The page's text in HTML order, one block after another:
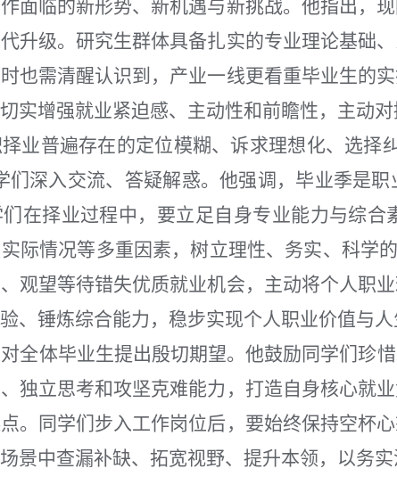
面临的新形势、新机遇与新挑战。他指出，
升级。研究生群体具备扎实的专业理论基础
也需清醒认识到，产业一线更看重毕业生的
实增强就业紧迫感、主动性和前瞻性，主动
业普遍存在的定位模糊、诉求理想化、选
们深入交流、答疑解惑。他强调，毕业季是
在择业过程中，要立足自身专业能力与综
际情况等多重因素，树立理性、务实、科学
观望等待错失优质就业机会，主动将个人职
、锤炼综合能力，稳步实现个人职业价值与人
全体毕业生提出殷切期望。他鼓励同学们珍
独立思考和攻坚克难能力，打造自身核心就
。同学们步入工作岗位后，要始终保持空杯
景中查漏补缺、拓宽视野、提升本领，以务